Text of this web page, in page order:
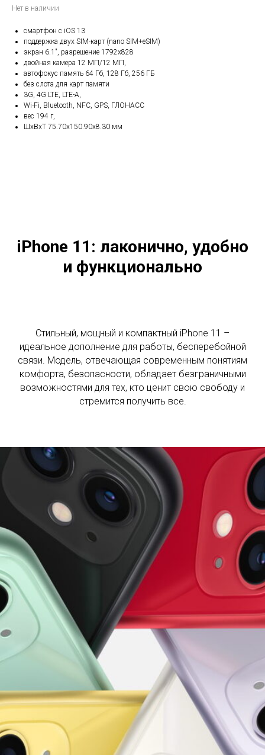
Нет в наличии
смартфон с iOS 13
поддержка двух SIM-карт (nano SIM+eSIM)
экран 6.1", разрешение 1792x828
двойная камера 12 МП/12 МП,
автофокус память 64 Гб, 128 Гб, 256 ГБ
без слота для карт памяти
3G, 4G LTE, LTE-A,
Wi-Fi, Bluetooth, NFC, GPS, ГЛОНАСС
вес 194 г,
ШxВxТ 75.70x150.90x8.30 мм
iPhone 11: лаконично, удобно
и функционально
Стильный, мощный и компактный iPhone 11 –
идеальное дополнение для работы, бесперебойной
связи. Модель, отвечающая современным понятиям
комфорта, безопасности, обладает безграничными
возможностями для тех, кто ценит свою свободу и
стремится получить все.